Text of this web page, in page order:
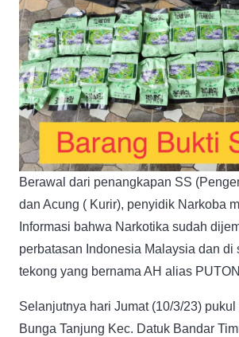
Berawal dari penangkapan SS
dan Acung ( Kurir), penyidik Narkoba
Informasi bahwa Narkotika sudah
perbatasan Indonesia Malaysia dan di
tekong yang bernama AH alias PUTON
Selanjutnya hari Jumat (10/3/23)
Bunga Tanjung Kec. Datuk Bandar